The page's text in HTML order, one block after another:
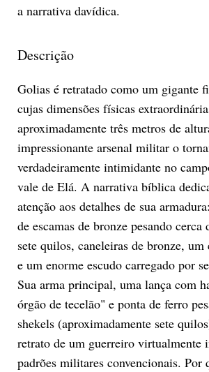
a narrativa davídica.
Descrição
Golias é retratado como um gigante
cujas dimensões físicas
aproximadamente três metros de
impressionante arsenal militar o
verdadeiramente intimidante no
vale de Elá. A narrativa bíblica
atenção aos detalhes de sua
de escamas de bronze pesando cerca
sete quilos, caneleiras de bronze,
e um enorme escudo carregado por
Sua arma principal, uma lança com
órgão de tecelão" e ponta de ferro
shekels (aproximadamente sete
retrato de um guerreiro virtualmente
padrões militares convencionais. Por